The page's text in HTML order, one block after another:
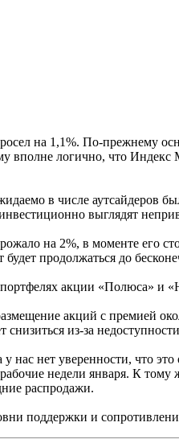
на 1,1%. По-прежнему
вполне логично, что
в числе аутсайдеров
выглядят
на 2%, в моменте его
продолжаться до
портфелях акции «Полюса» и
акций с премией
из-за
нет уверенности, что
недели января. К
распродажи.
поддержки и